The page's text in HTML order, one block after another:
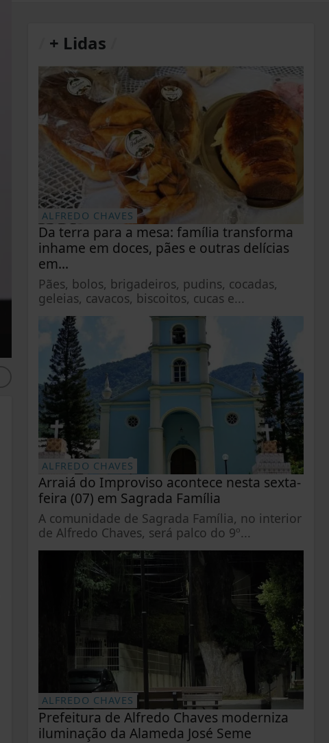
+ Lidas
ALFREDO CHAVES
Da terra para a mesa: família transforma
inhame em doces, pães e outras delícias
em...
Pães, bolos, brigadeiros, pudins, cocadas,
geleias, cavacos, biscoitos, cucas e...
ALFREDO CHAVES
Arraiá do Improviso acontece nesta sexta-
feira (07) em Sagrada Família
A comunidade de Sagrada Família, no interior
de Alfredo Chaves, será palco do 9º...
ALFREDO CHAVES
Prefeitura de Alfredo Chaves moderniza
iluminação da Alameda José Seme